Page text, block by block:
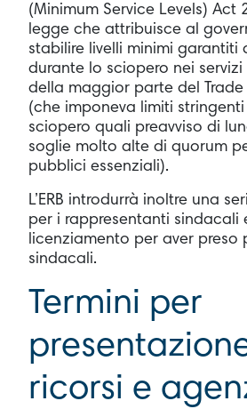
(Minimum Service Levels) Act
legge che attribuisce al
stabilire livelli minimi garantiti
durante lo sciopero nei servizi
della maggior parte del Trade
(che imponeva limiti
sciopero quali preavviso di
soglie molto alte di quorum
pubblici essenziali).
L’ERB introdurrà inoltre una
per i rappresentanti sindacali
licenziamento per aver preso
sindacali.
Termini per
ricorsi e